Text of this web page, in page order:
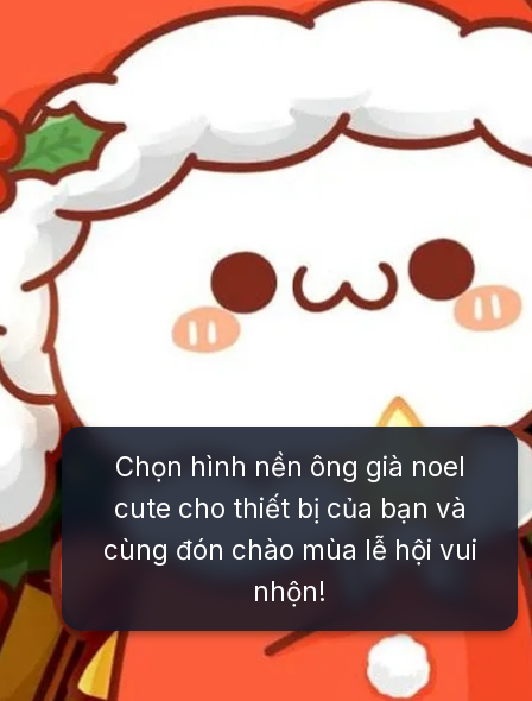
Chọn hình nền ông già noel
cute cho thiết bị của bạn và
cùng đón chào mùa lễ hội vui
nhộn!